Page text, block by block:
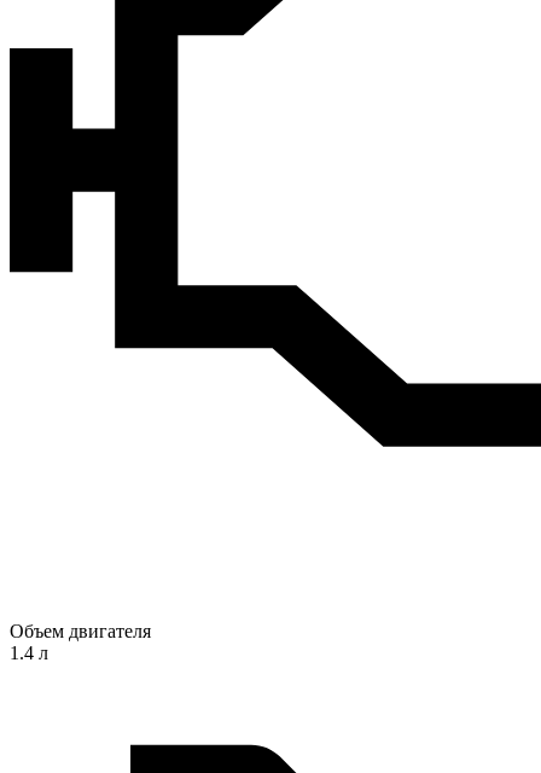
Объем двигателя
1.4 л